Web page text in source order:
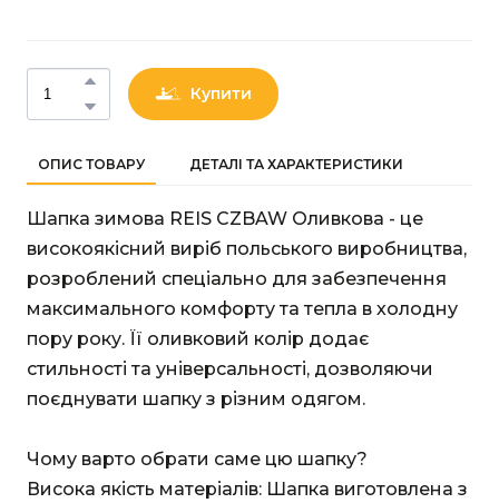
Купити
ОПИС ТОВАРУ ДЕТАЛІ ТА ХАРАКТЕРИСТИКИ
Шапка зимова REIS CZBAW Оливкова - це
високоякісний виріб польського виробництва,
розроблений спеціально для забезпечення
максимального комфорту та тепла в холодну
пору року. Її оливковий колір додає
стильності та універсальності, дозволяючи
поєднувати шапку з різним одягом.
Чому варто обрати саме цю шапку?
Висока якість матеріалів: Шапка виготовлена з